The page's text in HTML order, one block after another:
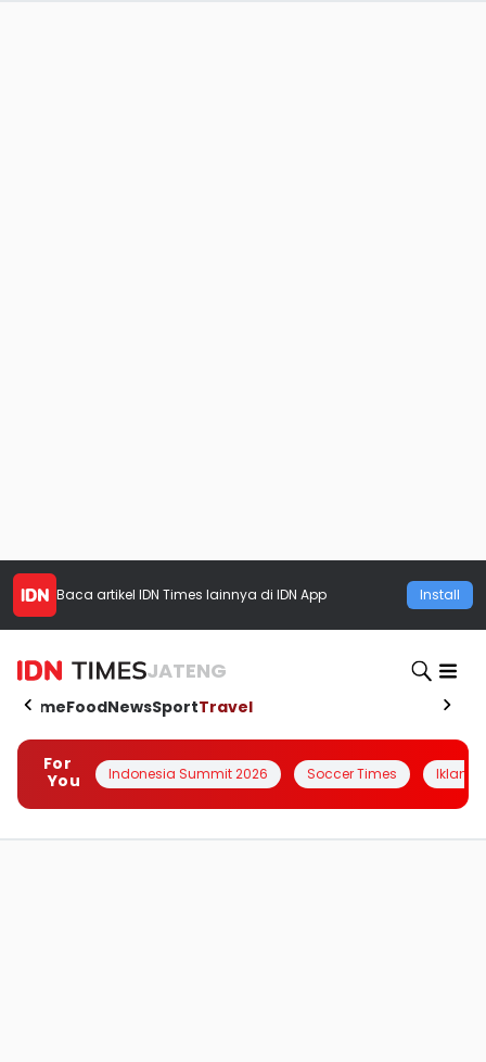
Baca artikel IDN Times lainnya di IDN App Install
JATENG
HomeFoodNewsSportTravel
For
You
Indonesia Summit 2026 Soccer Times Iklanin